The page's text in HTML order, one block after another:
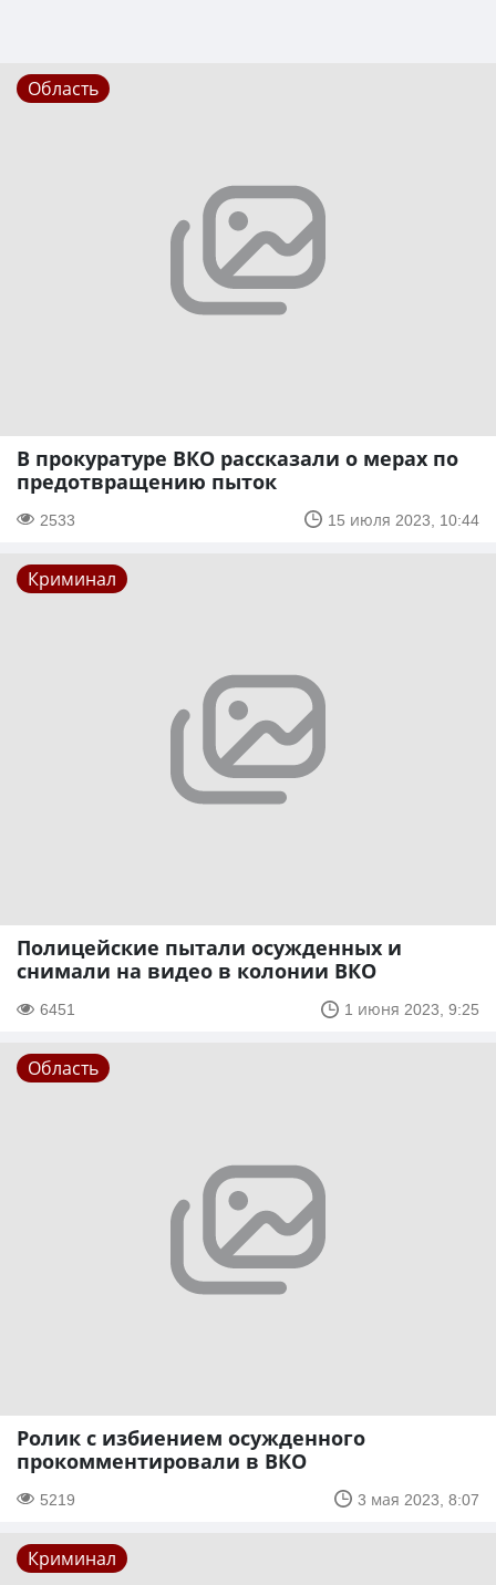
Область
В прокуратуре ВКО рассказали о мерах по
предотвращению пыток
2533 15 июля 2023, 10:44
Криминал
Полицейские пытали осужденных и
снимали на видео в колонии ВКО
6451 1 июня 2023, 9:25
Область
Ролик с избиением осужденного
прокомментировали в ВКО
5219 3 мая 2023, 8:07
Криминал